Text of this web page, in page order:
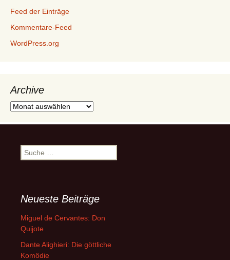
Feed der Einträge
Kommentare-Feed
WordPress.org
Archive
Archive
Suche
nach:
Neueste Beiträge
Miguel de Cervantes: Don
Quijote
Dante Alighieri: Die göttliche
Komödie